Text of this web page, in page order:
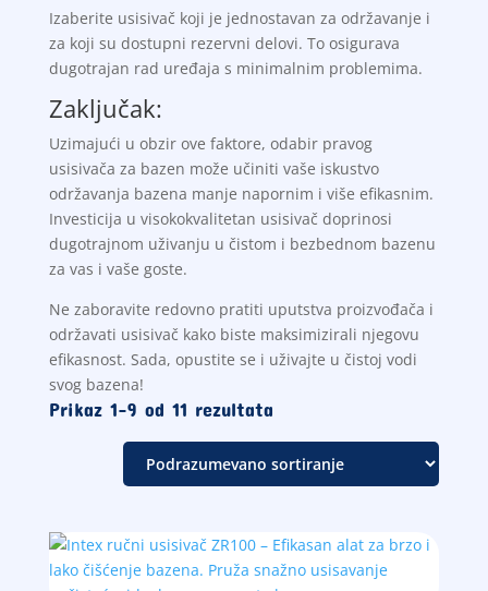
Izaberite usisivač koji je jednostavan za održavanje i
za koji su dostupni rezervni delovi. To osigurava
dugotrajan rad uređaja s minimalnim problemima.
Zaključak:
Uzimajući u obzir ove faktore, odabir pravog
usisivača za bazen može učiniti vaše iskustvo
održavanja bazena manje napornim i više efikasnim.
Investicija u visokokvalitetan usisivač doprinosi
dugotrajnom uživanju u čistom i bezbednom bazenu
za vas i vaše goste.
Ne zaboravite redovno pratiti uputstva proizvođača i
održavati usisivač kako biste maksimizirali njegovu
efikasnost. Sada, opustite se i uživajte u čistoj vodi
svog bazena!
Prikaz 1–9 od 11 rezultata